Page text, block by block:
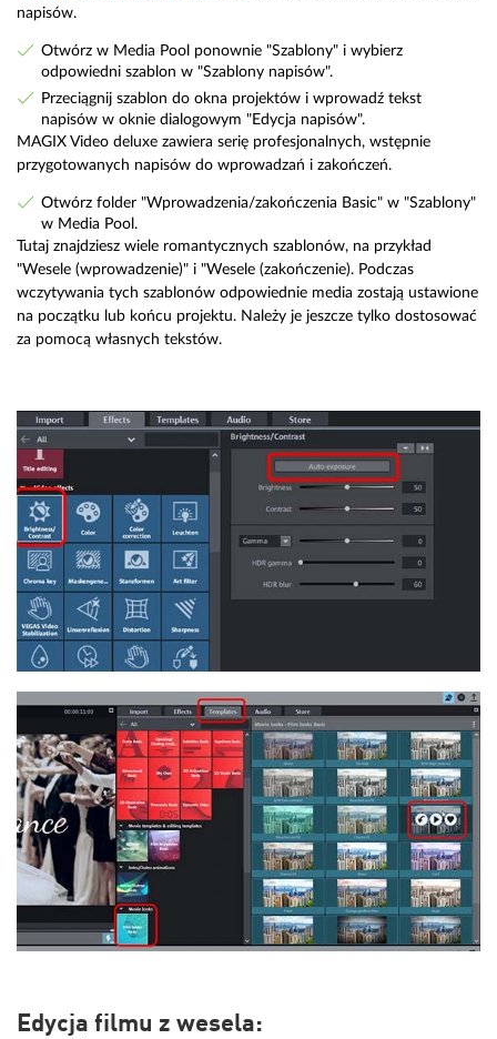
napisów.
Otwórz w Media Pool ponownie "Szablony" i wybierz
odpowiedni szablon w "Szablony napisów".
Przeciągnij szablon do okna projektów i wprowadź tekst
napisów w oknie dialogowym "Edycja napisów".
MAGIX Video deluxe zawiera serię profesjonalnych, wstępnie
przygotowanych napisów do wprowadzań i zakończeń.
Otwórz folder "Wprowadzenia/zakończenia Basic" w "Szablony"
w Media Pool.
Tutaj znajdziesz wiele romantycznych szablonów, na przykład
"Wesele (wprowadzenie)" i "Wesele (zakończenie). Podczas
wczytywania tych szablonów odpowiednie media zostają ustawione
na początku lub końcu projektu. Należy je jeszcze tylko dostosować
za pomocą własnych tekstów.
Edycja filmu z wesela: